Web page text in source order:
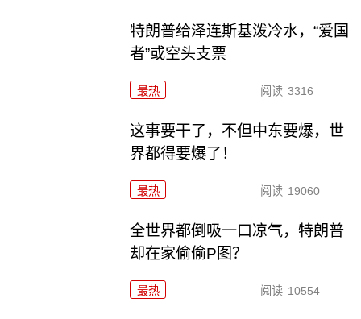
特朗普给泽连斯基泼冷水，“爱国
者”或空头支票
最热 阅读 3316
这事要干了，不但中东要爆，世
界都得要爆了！
最热 阅读 19060
全世界都倒吸一口凉气，特朗普
却在家偷偷P图？
最热 阅读 10554